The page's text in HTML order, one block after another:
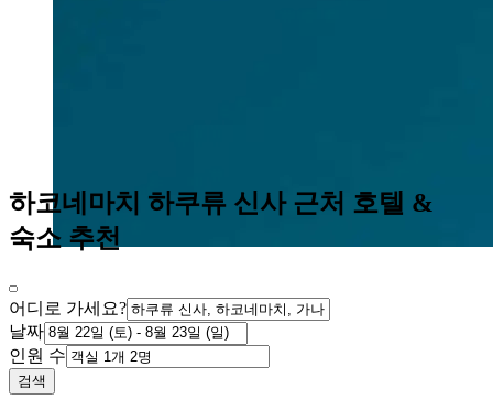
하코네마치 하쿠류 신사 근처 호텔 &
숙소 추천
어디로 가세요?
날짜
인원 수
검색